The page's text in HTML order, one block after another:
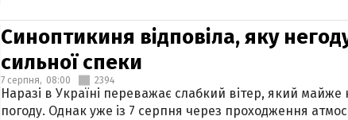
Синоптикиня відповіла, яку
сильної спеки
7 серпня, 08:00 2394
Наразі в Україні переважає слабкий вітер, який
погоду. Однак уже із 7 серпня через проходження